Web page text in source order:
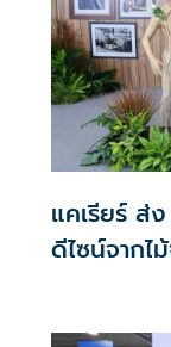
หมายเข้ากับกา
เวทีการแข่งขันเ
แพลตฟอร์มในก
ศูนย์กลาง ควบคู่
และคนรุ่นใหม่ผ่
การแข่งขันเทน
วิสัยทัศน์ของแบร
เชื่อมโยงผู้คน
ยั่งยืนในระดับโลก
แคเรียร์ ส่
ดีไซน์จาก